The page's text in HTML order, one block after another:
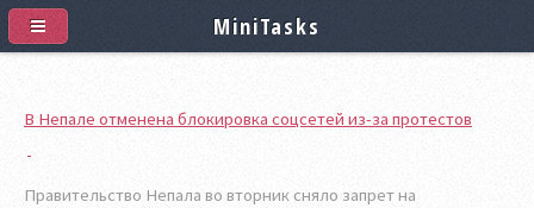
В Непале отменена блокировка соцсетей из-за протестов
Правительство Непала во вторник сняло запрет на
MiniTasks